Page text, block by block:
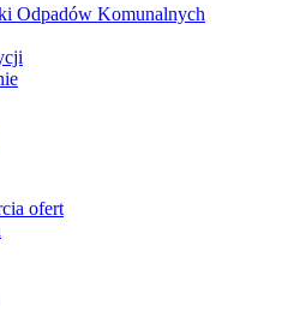
Odpadów Komunalnych
ofert